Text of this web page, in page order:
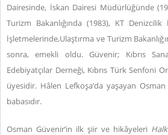
Dairesinde, İskan Dairesi Müdürlüğünde
Turizm Bakanlığında (1983), KT
İşletmelerinde,Ulaştırma ve Turizm
sonra, emekli oldu. Güvenir; Kıbrıs
Edebiyatçılar Derneği, Kıbrıs Türk Senfoni
üyesidir. Hâlen Lefkoşa’da yaşayan
babasıdır.
Osman Güvenir’in ilk şiir ve hikâyeleri